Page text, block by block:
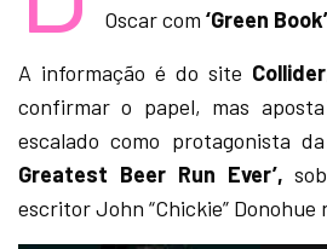
Oscar com ‘Green Book’
A informação é do site Collider
confirmar o papel, mas
escalado como protagonista
Greatest Beer Run Ever’,
escritor John “Chickie” Donohue